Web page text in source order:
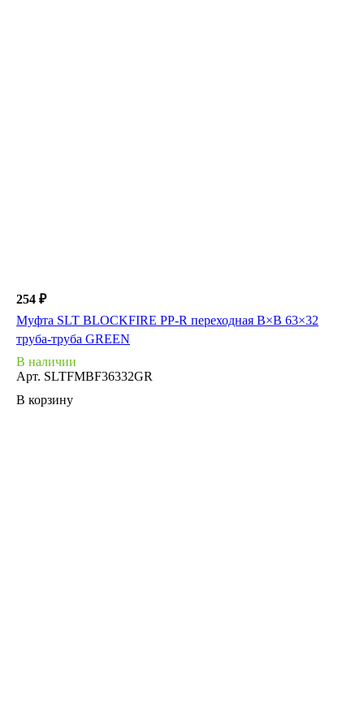
254 ₽
Муфта SLT BLOCKFIRE PP-R переходная В×В 63×32
труба-труба GREEN
В наличии
Арт. SLTFMBF36332GR
В корзину